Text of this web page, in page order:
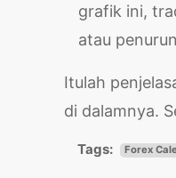
grafik ini,
atau
Itulah
di dalamnya.
Tags: Forex